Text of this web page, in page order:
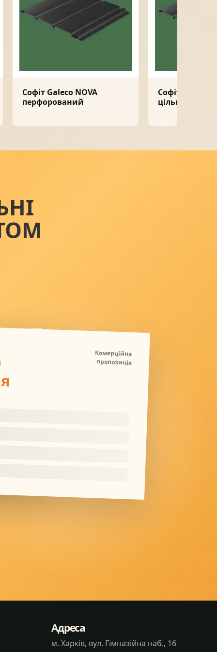
Софіт Galeco NOVA
перфорований
Софіт Galeco
цільний
Комерційна
пропозиція
Адреса
м. Харків, вул. Гімназійна наб., 16